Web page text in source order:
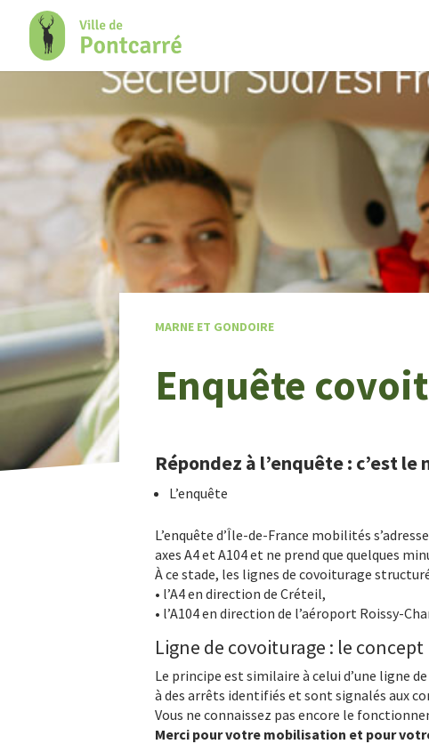
Confort +
MARNE ET GONDOIRE
Enquête
Répondez à l’enquête : c’est
L’enquête
L’enquête d’Île-de-France mobilités
axes A4 et A104 et ne prend que quelques
À ce stade, les lignes de covoiturage
• l’A4 en direction de Créteil,
• l’A104 en direction de l’aéroport Roissy-
Ligne de covoiturage : le concept
Le principe est similaire à celui d’une ligne
à des arrêts identifiés et sont signalés aux
Vous ne connaissez pas encore le
Merci pour votre mobilisation et pour